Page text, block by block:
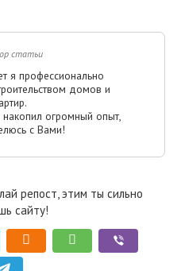
статьи
я профессионально
домов и
огромный опыт,
с Вами!
репост, этим ты сильно
сайту!